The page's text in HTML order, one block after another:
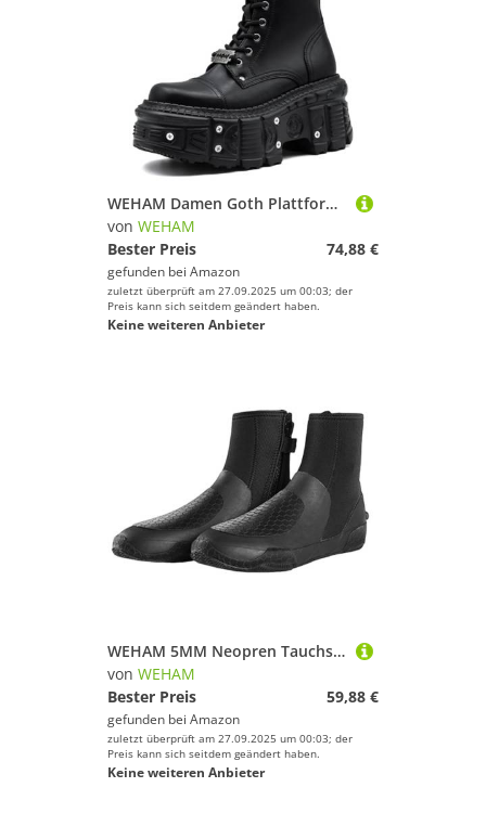
WEHAM Damen Goth Plattform Combat Stiefel mit Nietenbuckel, klobigem Blockabsatz, Knöchel-Stiefeletten, wasserdicht, Motorrad-Stiefel,Schwarz,37
von WEHAM
Bester Preis
74,88 €
gefunden bei Amazon
zuletzt überprüft am 27.09.2025 um 00:03; der
Preis kann sich seitdem geändert haben.
Keine weiteren Anbieter
WEHAM 5MM Neopren Tauchstiefel Surf Scuba Tauchen Schwimmschuhe Windsurfen Unterwasserfischen Kitesurf Ausrüstung Strandschuhe Schnorcheln,Schwarz,45
von WEHAM
Bester Preis
59,88 €
gefunden bei Amazon
zuletzt überprüft am 27.09.2025 um 00:03; der
Preis kann sich seitdem geändert haben.
Keine weiteren Anbieter